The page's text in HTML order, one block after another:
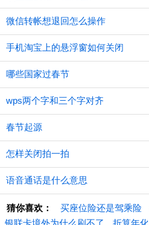
微信转帐想退回怎么操作
手机淘宝上的悬浮窗如何关闭
哪些国家过春节
wps两个字和三个字对齐
春节起源
怎样关闭拍一拍
语音通话是什么意思
猜你喜欢： 买座位险还是驾乘险
银联卡境外为什么刷不了
折算年